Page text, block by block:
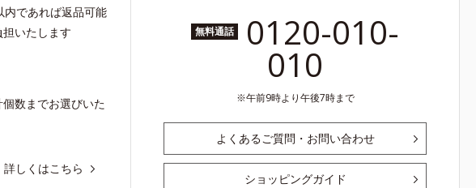
内であれば返品可能
いたします
数までお選びいた
詳しくはこちら
無料通話 0120-010-
010
午前9時より午後7時まで
よくあるご質問・お問い合わせ
ショッピングガイド